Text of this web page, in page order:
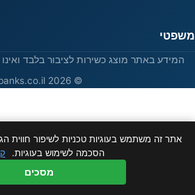
משפטי
המידע באתר מוצג כשירות לציבור בלבד ואינו
© 2026 ibanks.co.il
אתר זה משתמש בעוגיות טכניות לשיפור חווית
הסכמה לשימוש בעוגיות.
מסכים